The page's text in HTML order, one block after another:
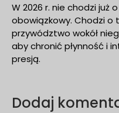
W 2026 r. nie chodzi już
obowiązkowy. Chodzi o
przywództwo wokół
aby chronić płynność i
presją.
Dodaj